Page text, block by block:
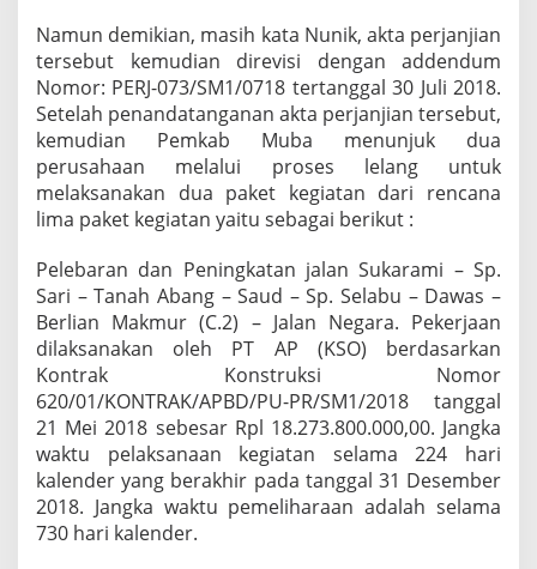
Namun demikian, masih kata Nunik, akta perjanjian
tersebut kemudian direvisi dengan addendum
Nomor: PERJ-073/SM1/0718 tertanggal 30 Juli 2018.
Setelah penandatanganan akta perjanjian tersebut,
kemudian Pemkab Muba menunjuk dua
perusahaan melalui proses lelang untuk
melaksanakan dua paket kegiatan dari rencana
lima paket kegiatan yaitu sebagai berikut :
Pelebaran dan Peningkatan jalan Sukarami – Sp.
Sari – Tanah Abang – Saud – Sp. Selabu – Dawas –
Berlian Makmur (C.2) – Jalan Negara. Pekerjaan
dilaksanakan oleh PT AP (KSO) berdasarkan
Kontrak Konstruksi Nomor
620/01/KONTRAK/APBD/PU-PR/SM1/2018 tanggal
21 Mei 2018 sebesar Rpl 18.273.800.000,00. Jangka
waktu pelaksanaan kegiatan selama 224 hari
kalender yang berakhir pada tanggal 31 Desember
2018. Jangka waktu pemeliharaan adalah selama
730 hari kalender.